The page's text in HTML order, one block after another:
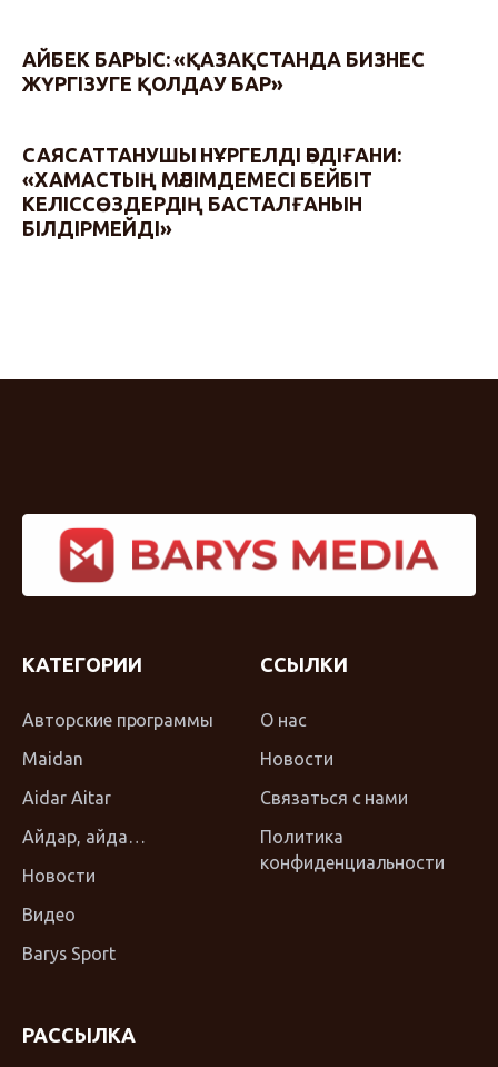
АЙБЕК БАРЫС: «ҚАЗАҚСТАНДА БИЗНЕС
ЖҮРГІЗУГЕ ҚОЛДАУ БАР»
САЯСАТТАНУШЫ НҰРГЕЛДІ ӘБДІҒАНИ:
«ХАМАСТЫҢ МӘЛІМДЕМЕСІ БЕЙБІТ
КЕЛІССӨЗДЕРДІҢ БАСТАЛҒАНЫН
БІЛДІРМЕЙДІ»
КАТЕГОРИИ
Авторские программы
Maidan
Aidar Aitar
Айдар, айда…
Новости
Видео
Barys Sport
ССЫЛКИ
О нас
Новости
Связаться с нами
Политика
конфиденциальности
РАССЫЛКА